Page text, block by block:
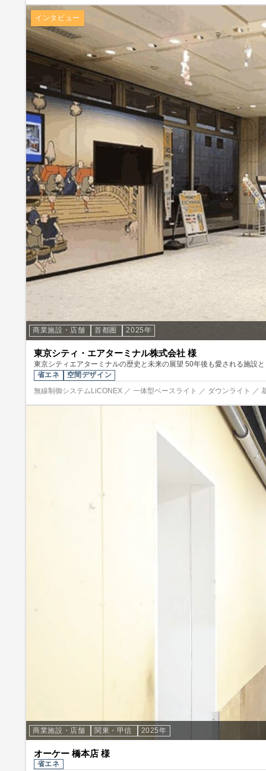
インタビュー
商業施設・店舗 首都圏 2025年
東京シティ・エアターミナル株式会社 様
東京シティエアターミナルの歴史と未来の展望 50年後も愛される施設
省エネ
空間デザイン
無線制御システムLiCONEX ／ 一体型ベースライト ／ ダウンライト ／
商業施設・店舗 関東・甲信 2025年
オーケー 橋本店 様
省エネ